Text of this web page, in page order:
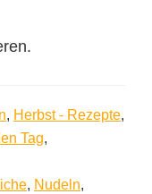
, Herbst - Rezepte,
Tag,
, Nudeln,